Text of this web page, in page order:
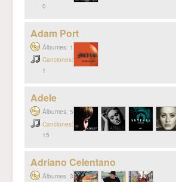
0
Adam Port
Álbumes: 1
Canciones:
1
Adele
Álbumes: 5
Canciones:
15
Adriano Celentano
Álbumes: 3